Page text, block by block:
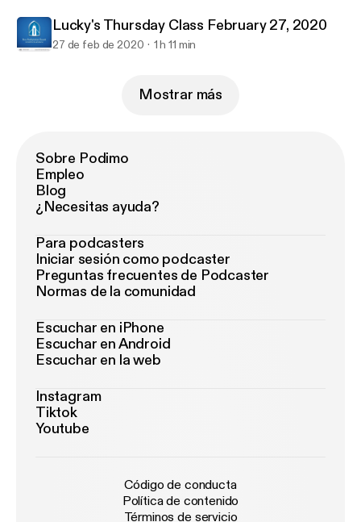
Lucky's Thursday Class February 27, 2020
27 de feb de 2020 1 h 11 min
Mostrar más
Sobre Podimo
Empleo
Blog
¿Necesitas ayuda?
Para podcasters
Iniciar sesión como podcaster
Preguntas frecuentes de Podcaster
Normas de la comunidad
Escuchar en iPhone
Escuchar en Android
Escuchar en la web
Instagram
Tiktok
Youtube
Código de conducta
Política de contenido
Términos de servicio